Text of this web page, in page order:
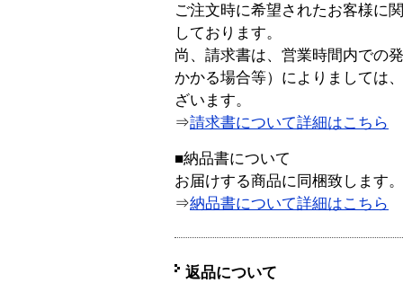
ご注文時に希望されたお客様に
しております。
尚、請求書は、営業時間内での
かかる場合等）によりましては
ざいます。
⇒請求書について詳細はこちら
■納品書について
お届けする商品に同梱致します。
⇒納品書について詳細はこちら
返品について